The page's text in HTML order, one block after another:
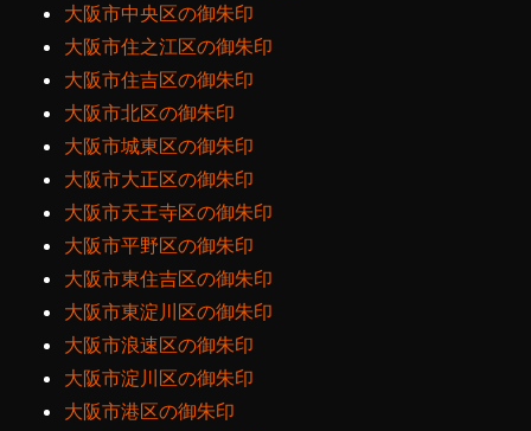
大阪市中央区の御朱印
大阪市住之江区の御朱印
大阪市住吉区の御朱印
大阪市北区の御朱印
大阪市城東区の御朱印
大阪市大正区の御朱印
大阪市天王寺区の御朱印
大阪市平野区の御朱印
大阪市東住吉区の御朱印
大阪市東淀川区の御朱印
大阪市浪速区の御朱印
大阪市淀川区の御朱印
大阪市港区の御朱印